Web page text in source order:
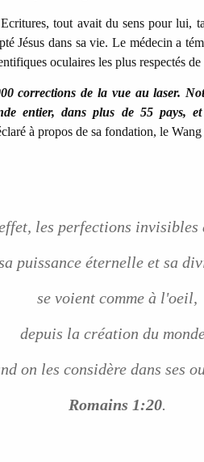
tout avait du sens pour lui,
Jésus dans sa vie. Le médecin a
oculaires les plus respectés
corrections de la vue au laser.
entier, dans plus de 55 pays,
à propos de sa fondation, le
les perfections invisibles
puissance éternelle et sa
se voient comme à l'oeil,
depuis la création du
on les considère dans ses
Romains 1:20.